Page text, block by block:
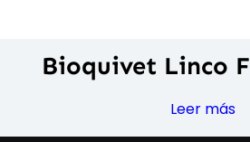
Bioquivet Linco
Leer más